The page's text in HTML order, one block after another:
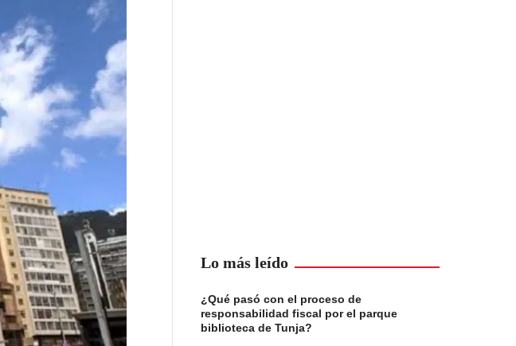
Lo más leído
¿Qué pasó con el proceso de
responsabilidad fiscal por el parque
biblioteca de Tunja?